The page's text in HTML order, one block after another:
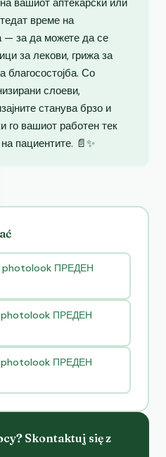
време на
— за да можете да се
за лекови, грижа за
благосостојба. Со
слоеви,
станува брзо и
го вашиот работен тек
пациентите. 📄✨
photolook ПРЕДЕН
photolook ПРЕДЕН
photolook ПРЕДЕН
Skontaktuj się z